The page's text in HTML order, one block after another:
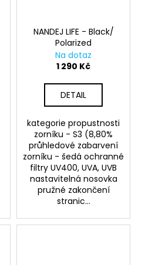
NANDEJ LIFE - Black/
Polarized
Na dotaz
1 290 Kč
DETAIL
kategorie propustnosti
zorníku - S3 (8,80%
průhledové zabarvení
zorníku - šedá ochranné
filtry UV400, UVA, UVB
nastavitelná nosovka
pružné zakončení
stranic...